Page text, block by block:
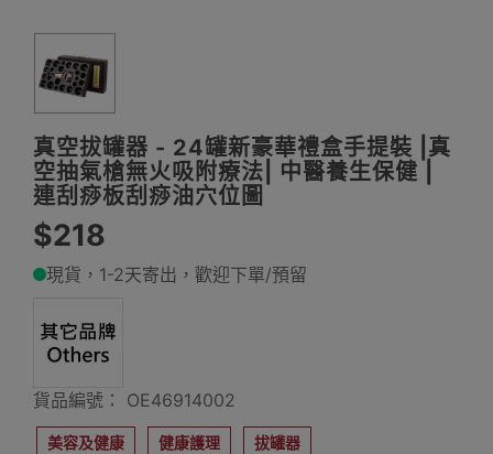
真空拔罐器 - 24罐新豪華禮盒手提裝 |真
空抽氣槍無火吸附療法| 中醫養生保健 |
連刮痧板刮痧油穴位圖
$218
現貨，1-2天寄出，歡迎下單/預留
貨品編號： OE46914002
美容及健康 健康護理 拔罐器